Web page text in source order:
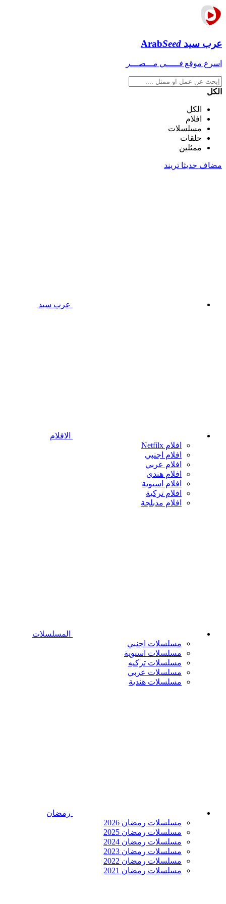
عرب سيد ArabSeed
اسرع موقع فـــــي مـــصـــر
الكل
الكل
افلام
مسلسلات
حلقات
ممثلين
مضاف حديثا تريند
عرب سيد
الافلام
افلام Netfilx
افلام اجنبي
افلام عربي
افلام هندى
افلام اسيوية
افلام تركية
افلام مدبلجة
المسلسلات
مسلسلات اجنبي
مسلسلات اسيوية
مسلسلات تركيه
مسلسلات عربي
مسلسلات هندية
رمضان
مسلسلات رمضان 2026
مسلسلات رمضان 2025
مسلسلات رمضان 2024
مسلسلات رمضان 2023
مسلسلات رمضان 2022
مسلسلات رمضان 2021